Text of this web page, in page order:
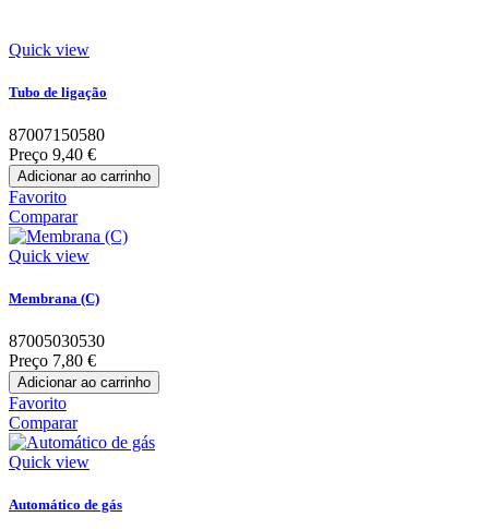
Quick view
Tubo de ligação
87007150580
Preço 9,40 €
Adicionar ao carrinho
Favorito
Comparar
Quick view
Membrana (C)
87005030530
Preço 7,80 €
Adicionar ao carrinho
Favorito
Comparar
Quick view
Automático de gás